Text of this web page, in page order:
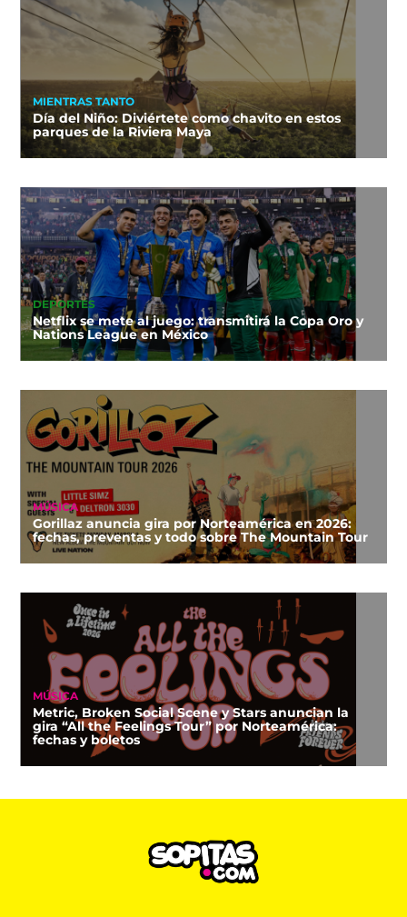
MIENTRAS TANTO
Día del Niño: Diviértete como chavito en estos
parques de la Riviera Maya
DEPORTES
Netflix se mete al juego: transmitirá la Copa Oro y
Nations League en México
MÚSICA
Gorillaz anuncia gira por Norteamérica en 2026:
fechas, preventas y todo sobre The Mountain Tour
MÚSICA
Metric, Broken Social Scene y Stars anuncian la
gira “All the Feelings Tour” por Norteamérica:
fechas y boletos